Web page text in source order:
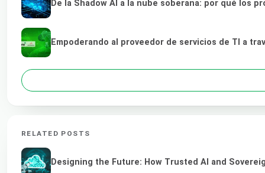
De la Shadow AI a la nube soberana: por qué los
Empoderando al proveedor de servicios de TI a
RELATED POSTS
Designing the Future: How Trusted AI and